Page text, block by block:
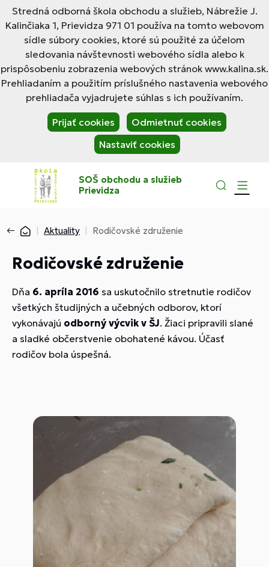
Stredná odborná škola obchodu a služieb, Nábrežie J.
Kalinčiaka 1, Prievidza 971 01 používa na tomto webovom
sídle súbory cookies, ktoré sú použité za účelom
sledovania návštevnosti webového sídla alebo k
prispôsobeniu zobrazenia webových stránok www.kalina.sk.
Prehliadaním a použitím príslušného nastavenia webového
prehliadača vyjadrujete súhlas s ich používaním.
Prijať cookies
Odmietnuť cookies
Nastaviť cookies
SOŠ obchodu a služieb
Prievidza
Aktuality Rodičovské združenie
Rodičovské združenie
Dňa 6. apríla 2016 sa uskutočnilo stretnutie rodičov
všetkých študijných a učebných odborov, ktorí
vykonávajú odborný výcvik v ŠJ. Žiaci pripravili slané
a sladké občerstvenie obohatené kávou. Účasť
rodičov bola úspešná.